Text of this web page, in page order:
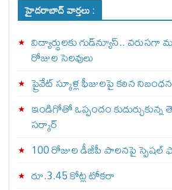
హైదరాబాద్ వార్తలు :
విద్యార్థులకు గుడ్‌న్యూస్.. వరుసగా
రోజుల సెలవులు
ప్రైవేట్ స్కూళ్ల ఫీజులపై కఠిన
ఇండిగోతో ఒప్పందం
స‌ర్కార్
100 రోజుల డీజీపీ పాలనపై స్పెషల్
రూ.3.45 కోట్ల టోకరా